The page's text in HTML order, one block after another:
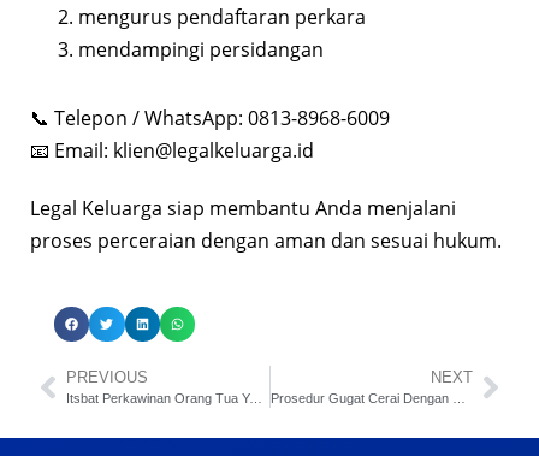
mengurus pendaftaran perkara
mendampingi persidangan
📞 Telepon / WhatsApp: 0813-8968-6009
📧 Email: klien@legalkeluarga.id
Legal Keluarga siap membantu Anda menjalani
proses perceraian dengan aman dan sesuai hukum.
PREVIOUS
Itsbat Perkawinan Orang Tua Yang Meninggal Dunia
NEXT